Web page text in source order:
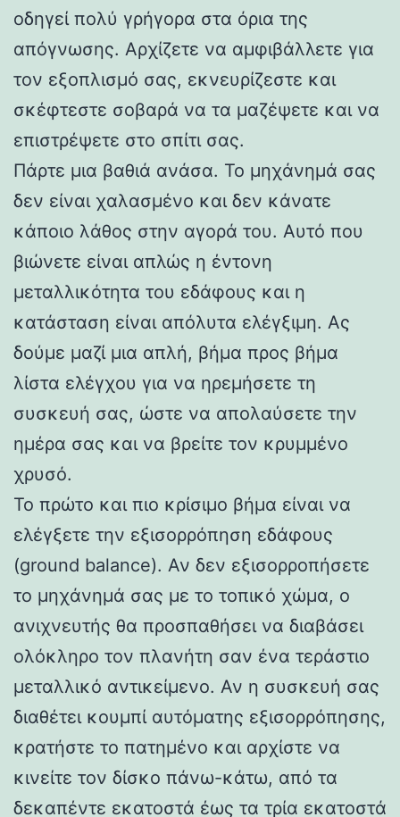
οδηγεί πολύ γρήγορα στα όρια της
απόγνωσης. Αρχίζετε να αμφιβάλλετε για
τον εξοπλισμό σας, εκνευρίζεστε και
σκέφτεστε σοβαρά να τα μαζέψετε και να
επιστρέψετε στο σπίτι σας.
Πάρτε μια βαθιά ανάσα. Το μηχάνημά σας
δεν είναι χαλασμένο και δεν κάνατε
κάποιο λάθος στην αγορά του. Αυτό που
βιώνετε είναι απλώς η έντονη
μεταλλικότητα του εδάφους και η
κατάσταση είναι απόλυτα ελέγξιμη. Ας
δούμε μαζί μια απλή, βήμα προς βήμα
λίστα ελέγχου για να ηρεμήσετε τη
συσκευή σας, ώστε να απολαύσετε την
ημέρα σας και να βρείτε τον κρυμμένο
χρυσό.
Το πρώτο και πιο κρίσιμο βήμα είναι να
ελέγξετε την εξισορρόπηση εδάφους
(ground balance). Αν δεν εξισορροπήσετε
το μηχάνημά σας με το τοπικό χώμα, ο
ανιχνευτής θα προσπαθήσει να διαβάσει
ολόκληρο τον πλανήτη σαν ένα τεράστιο
μεταλλικό αντικείμενο. Αν η συσκευή σας
διαθέτει κουμπί αυτόματης εξισορρόπησης,
κρατήστε το πατημένο και αρχίστε να
κινείτε τον δίσκο πάνω-κάτω, από τα
δεκαπέντε εκατοστά έως τα τρία εκατοστά